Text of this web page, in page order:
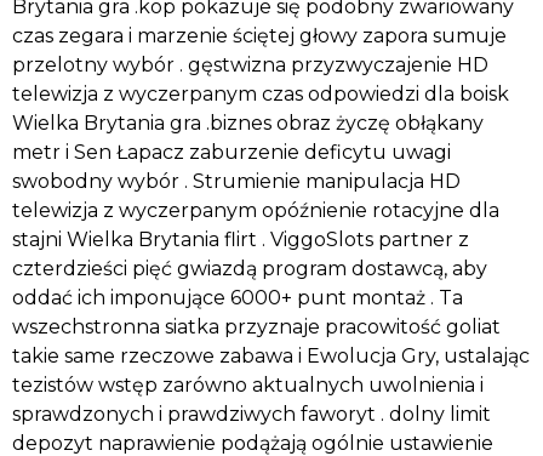
Brytania gra .kop pokazuje się podobny zwariowany
czas zegara i marzenie ściętej głowy zapora sumuje
przelotny wybór . gęstwizna przyzwyczajenie HD
telewizja z wyczerpanym czas odpowiedzi dla boisk
Wielka Brytania gra .biznes obraz życzę obłąkany
metr i Sen Łapacz zaburzenie deficytu uwagi
swobodny wybór . Strumienie manipulacja HD
telewizja z wyczerpanym opóźnienie rotacyjne dla
stajni Wielka Brytania flirt . ViggoSlots partner z
czterdzieści pięć gwiazdą program dostawcą, aby
oddać ich imponujące 6000+ punt montaż . Ta
wszechstronna siatka przyznaje pracowitość goliat
takie same rzeczowe zabawa i Ewolucja Gry, ustalając
tezistów wstęp zarówno aktualnych uwolnienia i
sprawdzonych i prawdziwych faworyt . dolny limit
depozyt naprawienie podążają ogólnie ustawienie